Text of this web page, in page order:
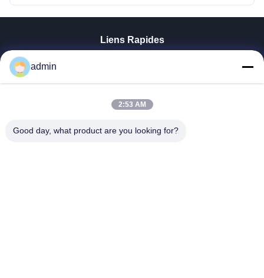
Liens Rapides
A Propos De Nous
Contrôle De La Qualité
admin
2:53 AM
Good day, what product are you looking for?